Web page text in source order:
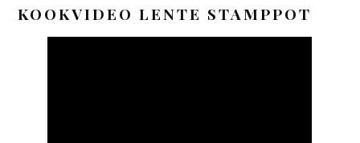
KOOKVIDEO LENTE STAMPPOT